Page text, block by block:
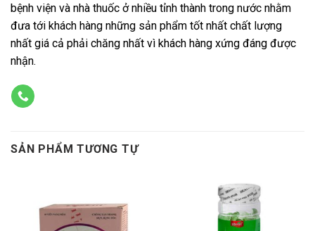
bệnh viện và nhà thuốc ở nhiều tỉnh thành trong nước nhằm
đưa tới khách hàng những sản phẩm tốt nhất chất lượng
nhất giá cả phải chăng nhất vì khách hàng xứng đáng được
nhận.
SẢN PHẨM TƯƠNG TỰ